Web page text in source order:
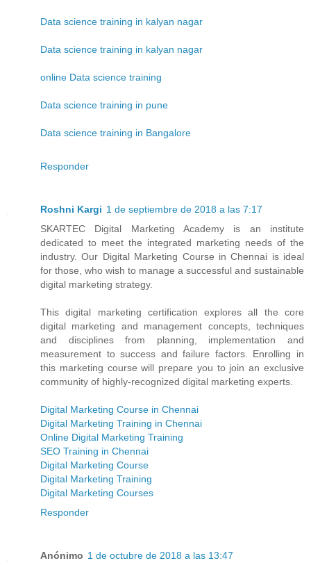
Data science training in kalyan nagar
Data science training in kalyan nagar
online Data science training
Data science training in pune
Data science training in Bangalore
Responder
Roshni Kargi 1 de septiembre de 2018 a las 7:17
SKARTEC Digital Marketing Academy is an institute
dedicated to meet the integrated marketing needs of the
industry. Our Digital Marketing Course in Chennai is ideal
for those, who wish to manage a successful and sustainable
digital marketing strategy.
This digital marketing certification explores all the core
digital marketing and management concepts, techniques
and disciplines from planning, implementation and
measurement to success and failure factors. Enrolling in
this marketing course will prepare you to join an exclusive
community of highly-recognized digital marketing experts.
Digital Marketing Course in Chennai
Digital Marketing Training in Chennai
Online Digital Marketing Training
SEO Training in Chennai
Digital Marketing Course
Digital Marketing Training
Digital Marketing Courses
Responder
Anónimo 1 de octubre de 2018 a las 13:47